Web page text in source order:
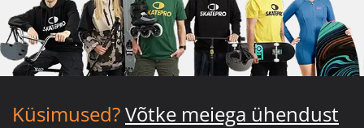
Küsimused?Võtke meiega ühendust